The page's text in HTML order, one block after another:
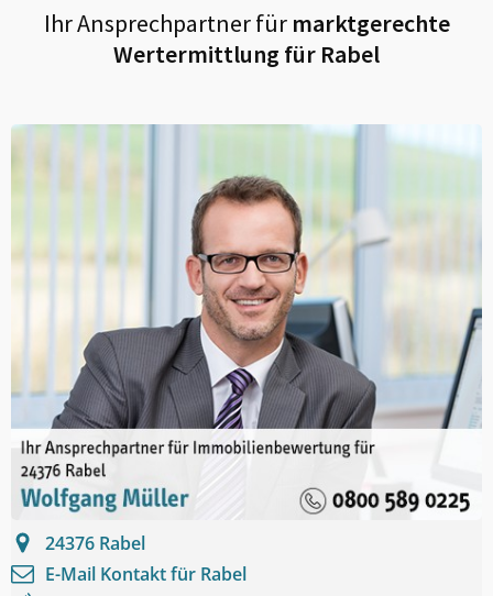
Ihr Ansprechpartner fürmarktgerechte
Wertermittlung für Rabel
24376 Rabel
E-Mail Kontakt für Rabel